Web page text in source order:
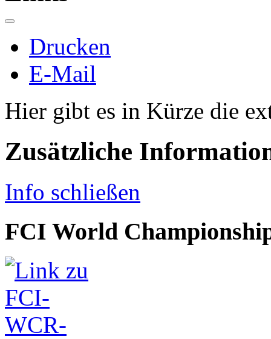
Drucken
E-Mail
Hier gibt es in Kürze die
Zusätzliche
Info schließen
FCI World